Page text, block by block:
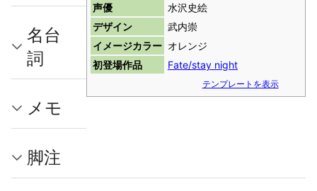
声優
水沢史絵
デザイン
武内崇
イメージカラー オレンジ
初登場作品
Fate/stay night
テンプレートを表示
名台
詞
メモ
脚注